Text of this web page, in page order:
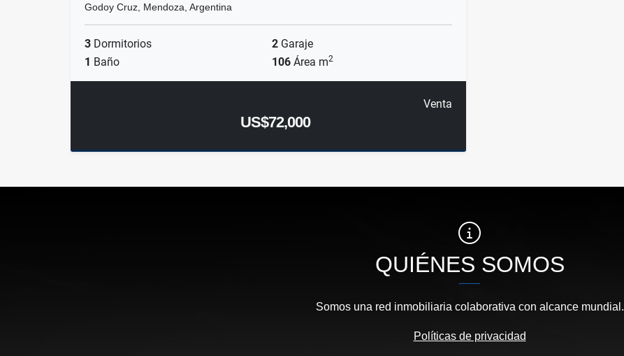
Godoy Cruz, Mendoza, Argentina
3 Dormitorios 2 Garaje
1 Baño 106 Área m2
Venta
US$72,000
QUIÉNES SOMOS
Somos una red inmobiliaria colaborativa con alcance mundial.
Políticas de privacidad